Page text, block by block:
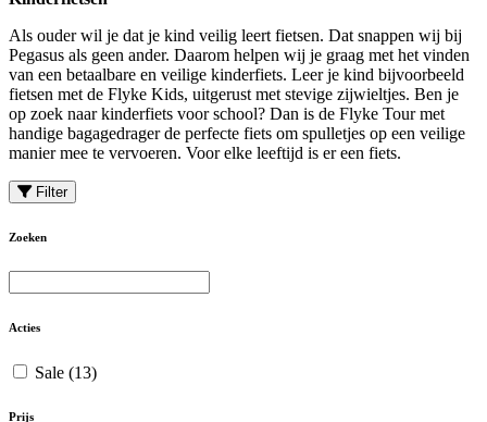
Als ouder wil je dat je kind veilig leert fietsen. Dat snappen wij bij
Pegasus als geen ander. Daarom helpen wij je graag met het vinden
van een betaalbare en veilige kinderfiets. Leer je kind bijvoorbeeld
fietsen met de Flyke Kids, uitgerust met stevige zijwieltjes. Ben je
op zoek naar kinderfiets voor school? Dan is de Flyke Tour met
handige bagagedrager de perfecte fiets om spulletjes op een veilige
manier mee te vervoeren. Voor elke leeftijd is er een fiets.
Filter
Zoeken
Acties
Sale (13)
Prijs